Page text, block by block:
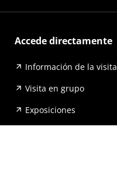
Accede directamente
Información de la visita
Visita en grupo
Exposiciones